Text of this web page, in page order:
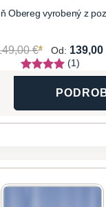
Obereg vyrobený z
€* Od: 139,00
(1)